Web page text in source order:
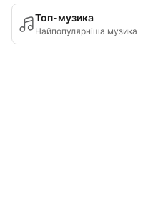
Топ-музика
Найпопулярніша музика